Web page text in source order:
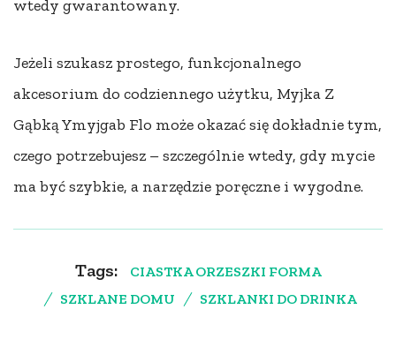
wtedy gwarantowany.
Jeżeli szukasz prostego, funkcjonalnego
akcesorium do codziennego użytku, Myjka Z
Gąbką Ymyjgab Flo może okazać się dokładnie tym,
czego potrzebujesz – szczególnie wtedy, gdy mycie
ma być szybkie, a narzędzie poręczne i wygodne.
Tags:
CIASTKA ORZESZKI FORMA
SZKLANE DOMU
SZKLANKI DO DRINKA